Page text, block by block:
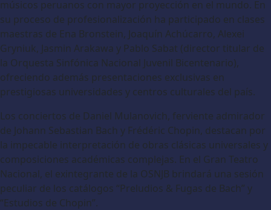
músicos peruanos con mayor proyección en el mundo. En
su proceso de profesionalización ha participado en clases
maestras de Ena Bronstein, Joaquín Achúcarro, Alexei
Gryniuk, Jasmin Arakawa y Pablo Sabat (director titular de
la Orquesta Sinfónica Nacional Juvenil Bicentenario),
ofreciendo además presentaciones exclusivas en
prestigiosas universidades y centros culturales del país.
Los conciertos de Daniel Mulanovich, ferviente admirador
de Johann Sebastian Bach y Frédéric Chopin, destacan por
la impecable interpretación de obras clásicas universales y
composiciones académicas complejas. En el Gran Teatro
Nacional, el exintegrante de la OSNJB brindará una sesión
peculiar de los catálogos “Preludios & Fugas de Bach” y
“Estudios de Chopin”.